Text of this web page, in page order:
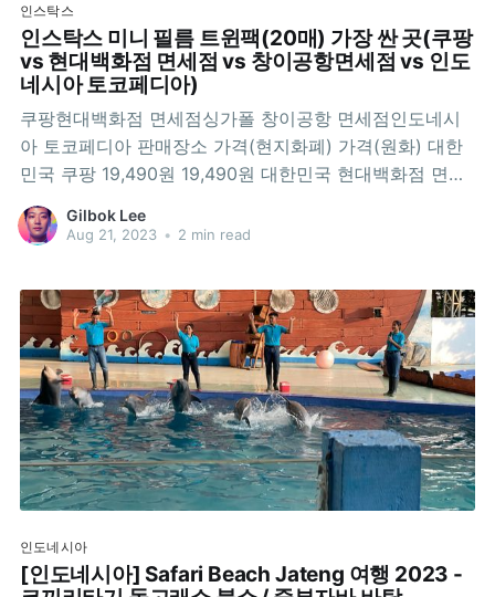
인스탁스
인스탁스 미니 필름 트윈팩(20매) 가장 싼 곳(쿠팡
vs 현대백화점 면세점 vs 창이공항면세점 vs 인도
네시아 토코페디아)
쿠팡현대백화점 면세점싱가폴 창이공항 면세점인도네시
아 토코페디아 판매장소 가격(현지화폐) 가격(원화) 대한
민국 쿠팡 19,490원 19,490원 대한민국 현대백화점 면세
점 15,093원 15,093원 싱가폴 창이공항 면세점 SGD
22.5 22,217원 최고 인도네시아 토코페디아 IDR 170,000
현대백화점 면세점이네요. 1, 2위는
Gilbok Lee
Aug 21, 2023 • 2 min read
인도네시아
[인도네시아] Safari Beach Jateng 여행 2023 -